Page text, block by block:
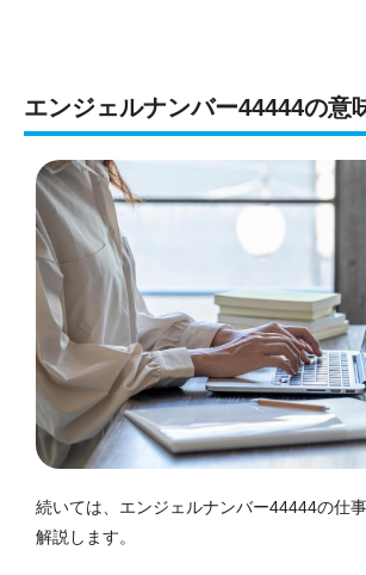
エンジェルナンバー44444の意
続いては、エンジェルナンバー44444の仕
解説します。